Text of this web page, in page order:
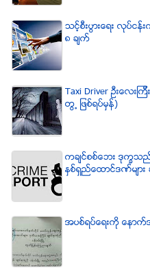
သင့္စီးပြားေရး လုပ္
၈ ခ်က္
Taxi Driver ဦးေလး
တြ႕ ျဖစ္ရပ္မွန္)
ကခ်င္စစ္ေဘး ဒုကၡသည္
ႏွစ္ရွည္ေထာင္ဒဏ္မ်ာ
အပစ္ရပ္ေရးကို ေနာက္အစို